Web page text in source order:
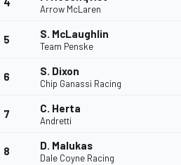
Arrow McLaren
5 S. McLaughlin
Team Penske
6 S. Dixon
Chip Ganassi Racing
7 C. Herta
Andretti
8 D. Malukas
Dale Coyne Racing